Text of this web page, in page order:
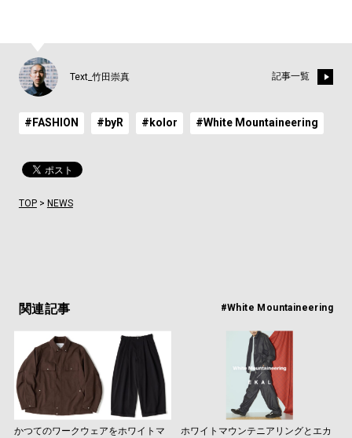
Text_竹田崇真 記事一覧
#FASHION #byR #kolor #White Mountaineering
TOP> NEWS
関連記事 #White Mountaineering
かつてのワークウェアをホワイトマ
ホワイトマウンテニアリングとエカ